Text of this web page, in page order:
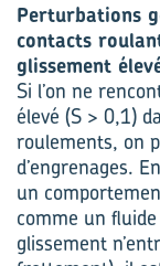
Perturbations
contacts
glissement
Si l’on ne
élevé (S > 0,1)
roulements, on
d’engrenages.
un
comme un
glissement